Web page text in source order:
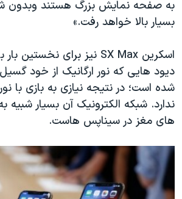
به صفحه نمایش بزرگ هستند
بسیار بالا خواهد رفت.»
اسکرین SX Max نیز برای نخستین بار
دیود هایی که نور ارگانیک از خود
شده است؛ در نتیجه نیازی به بازی با
ندارد. شبکه الکترونیک آن بسیار شبیه
های مغز در سیناپس هاست.